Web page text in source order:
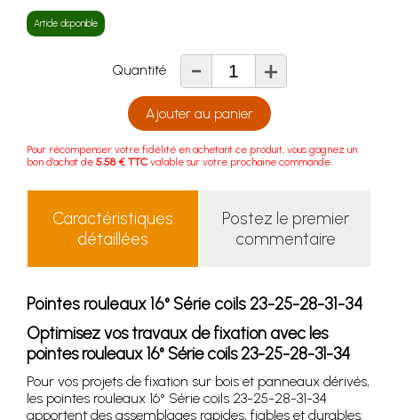
Article disponible
Quantité - +
Ajouter au panier
Pour récompenser votre fidélité en achetant ce produit, vous gagnez un
bon d'achat de 5.58 € TTC valable sur votre prochaine commande.
Caractéristiques
détaillées
Postez le premier
commentaire
Pointes rouleaux 16° Série coils 23-25-28-31-34
Optimisez vos travaux de fixation avec les
pointes rouleaux 16° Série coils 23-25-28-31-34
Pour vos projets de fixation sur bois et panneaux dérivés,
les pointes rouleaux 16° Série coils 23-25-28-31-34
apportent des assemblages rapides, fiables et durables.